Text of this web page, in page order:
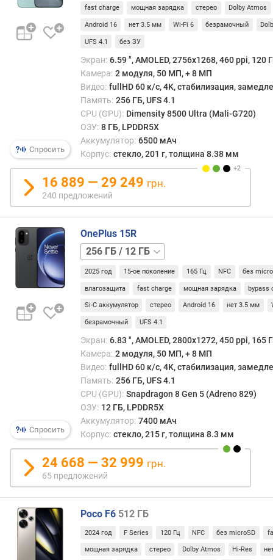
в
л
е
л
и
е
в
р
д
л
о
и
а
о
л
ь
Спросить
512 ГБ
12 ГБ
fast charge мощная зарядка стерео Dolby Atmos
Android 16 нет 3.5 мм Wi-Fi 6 безрамочный
UFS 4.1 без ЗУ
Экран: 6.59 ", AMOLED, 2756x1268, 460 ppi, 120
Камера: 2 модуля, 50 МП, + 8 МП
Видео: fullHD 60 к/с, 4K, стабилизация,
Память: 256 ГБ, UFS 4.1
CPU (GPU): Dimensity 8500 Ultra (Mali-G720)
ОЗУ: 8 ГБ, LPDDR5X
Аккумулятор: 6500 мАч
Корпус: стекло, 201 г, толщина 8.38 мм
16 889 — 29 249 грн.
240 предложений
Спросить
OnePlus 15R
512 ГБ
/
12 ГБ
2025 год 15-ое поколение 165 Гц NFC без
влагозащита fast charge мощная зарядка bypass
Si-C аккумулятор стерео Android 16 нет 3.5 мм
безрамочный UFS 4.1
Экран: 6.83 ", AMOLED, 2800x1272, 450 ppi, 165
Камера: 2 модуля, 50 МП, + 8 МП
Видео: fullHD 60 к/с, 4K, стабилизация,
Память: 256 ГБ, UFS 4.1
CPU (GPU): Snapdragon 8 Gen 5 (Adreno 829)
ОЗУ: 12 ГБ, LPDDR5X
Аккумулятор: 7400 мАч
Корпус: стекло, 215 г, толщина 8.3 мм
24 668 — 32 999 грн.
65 предложений
Poco F6 512 ГБ
2024 год F Series 120 Гц NFC без microSD
мощная зарядка стерео Dolby Atmos Hi-Res